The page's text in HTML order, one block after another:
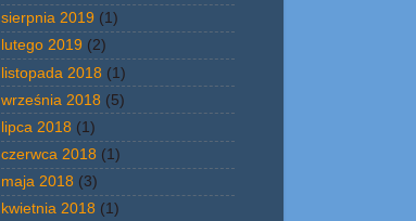
sierpnia 2019 (1)
lutego 2019 (2)
listopada 2018 (1)
września 2018 (5)
lipca 2018 (1)
czerwca 2018 (1)
maja 2018 (3)
kwietnia 2018 (1)